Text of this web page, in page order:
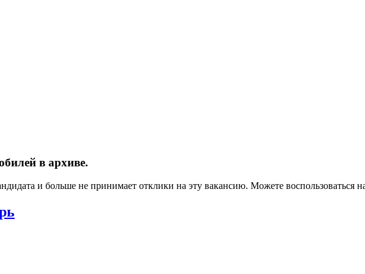
в архиве.
и больше не принимает отклики на эту вакансию. Можете воспользоваться